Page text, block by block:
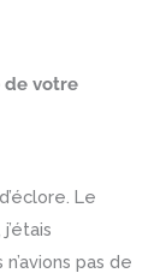
de votre
Le
pas de